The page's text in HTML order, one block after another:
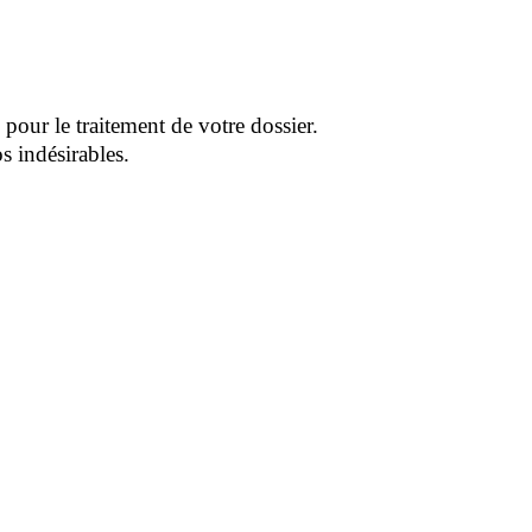
le traitement de votre dossier.
indésirables.